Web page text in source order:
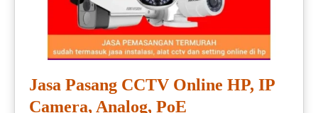
Jasa Pasang CCTV Online HP, IP
Camera, Analog, PoE